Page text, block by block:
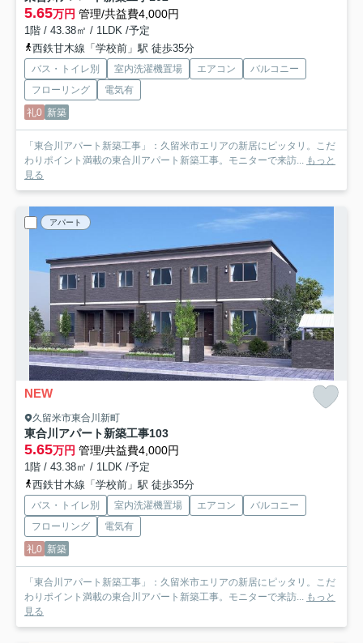
5.65万円 管理/共益費4,000円
1階 / 43.38㎡ / 1LDK /予定
西鉄甘木線「学校前」駅 徒歩35分
バス・トイレ別 室内洗濯機置場 エアコン
バルコニー
フローリング
電気有
礼0 新築
「東合川アパート新築工事」：久留米市エリアの新居にピッタリ。こだ
わりポイント満載の東合川アパート新築工事。モニターで来訪... もっと
見る
アパート
NEW
久留米市東合川新町
東合川アパート新築工事103
5.65万円 管理/共益費4,000円
1階 / 43.38㎡ / 1LDK /予定
西鉄甘木線「学校前」駅 徒歩35分
バス・トイレ別 室内洗濯機置場 エアコン
バルコニー
フローリング
電気有
礼0 新築
「東合川アパート新築工事」：久留米市エリアの新居にピッタリ。こだ
わりポイント満載の東合川アパート新築工事。モニターで来訪... もっと
見る